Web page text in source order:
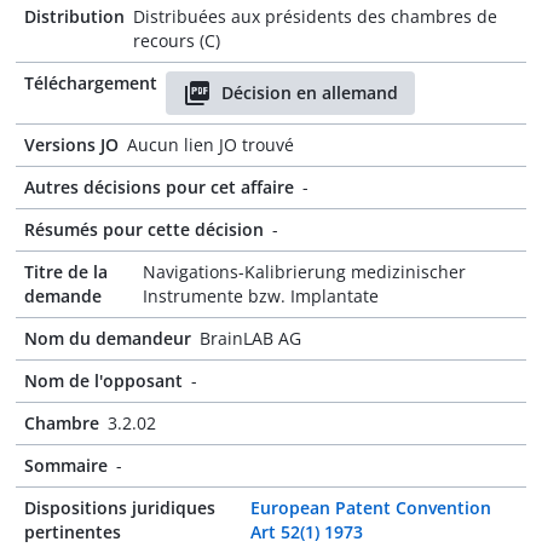
Distribution Distribuées aux présidents des chambres de
recours (C)
Téléchargement
Décision en allemand
Versions JO Aucun lien JO trouvé
Autres décisions pour cet affaire -
Résumés pour cette décision -
Titre de la
demande
Navigations-Kalibrierung medizinischer
Instrumente bzw. Implantate
Nom du demandeur BrainLAB AG
Nom de l'opposant -
Chambre 3.2.02
Sommaire -
Dispositions juridiques
pertinentes
European Patent Convention
Art 52(1) 1973